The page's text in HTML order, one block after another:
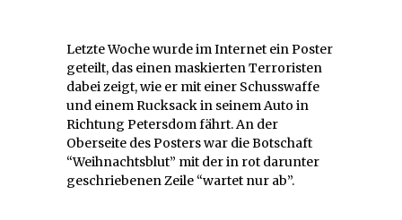
Letzte Woche wurde im Internet ein Poster
geteilt, das einen maskierten Terroristen
dabei zeigt, wie er mit einer Schusswaffe
und einem Rucksack in seinem Auto in
Richtung Petersdom fährt. An der
Oberseite des Posters war die Botschaft
“Weihnachtsblut” mit der in rot darunter
geschriebenen Zeile “wartet nur ab”.